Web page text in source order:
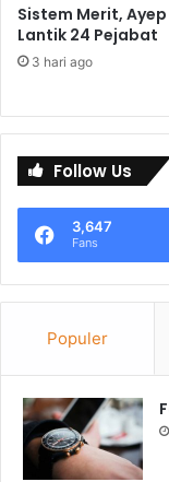
Sistem Merit,
Lantik 24 Pejabat
3 hari ago
Follow Us
3,647
Fans
Populer